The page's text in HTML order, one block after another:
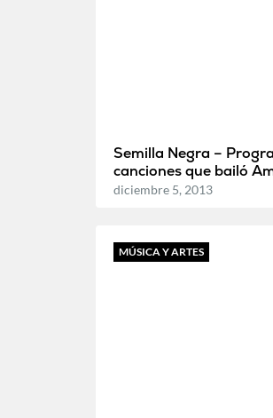
Semilla Negra –
canciones que bailó
diciembre 5, 2013
MÚSICA Y ARTES